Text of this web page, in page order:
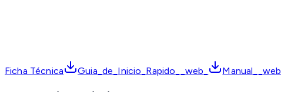
Ficha Técnica Guia_de_Inicio_Rapido__web_ Manual__web_